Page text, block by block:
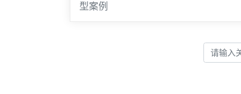
型案例